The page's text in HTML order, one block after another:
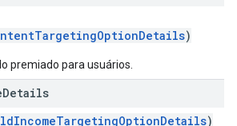
)
premiado para usuários.
Details
)